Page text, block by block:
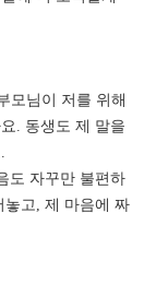
모님이 저를 위해
동생도 제 말을
도 자꾸만 불편하
놓고 ,제 마음에 짜